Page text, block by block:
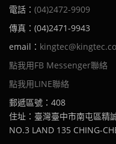
電話： (04)2472-9909
傳真：(04)2471-9943
email：
點我用FB Messenger聯絡
點我用LINE聯絡
郵遞區號：408
住址：臺灣臺中市南屯區精
NO.3 LAND 135 CHING-